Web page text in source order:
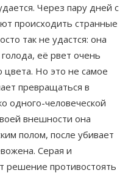
Через пару дней с
происходить странные
так не удастся: она
её рвет очень
цвета. Но это не самое
превращаться в
одного-человеческой
внешности она
полом, после убивает
Серая и
решение противостоять